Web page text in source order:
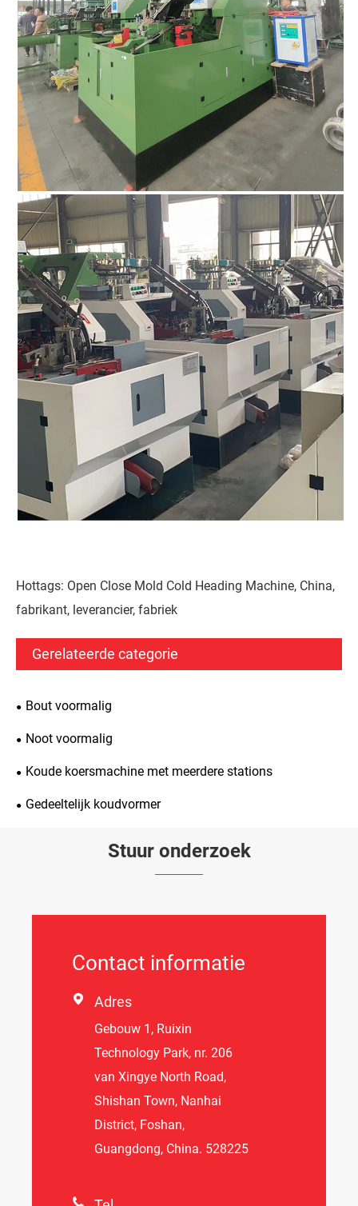
Hottags: Open Close Mold Cold Heading Machine, China,
fabrikant, leverancier, fabriek
Gerelateerde categorie
Bout voormalig
Noot voormalig
Koude koersmachine met meerdere stations
Gedeeltelijk koudvormer
Stuur onderzoek
Contact informatie
 Adres
Gebouw 1, Ruixin
Technology Park, nr. 206
van Xingye North Road,
Shishan Town, Nanhai
District, Foshan,
Guangdong, China. 528225
